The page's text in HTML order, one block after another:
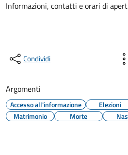
Informazioni, contatti e orari di
Condividi
Argomenti
Accesso all'informazione Elezioni
Matrimonio
Morte